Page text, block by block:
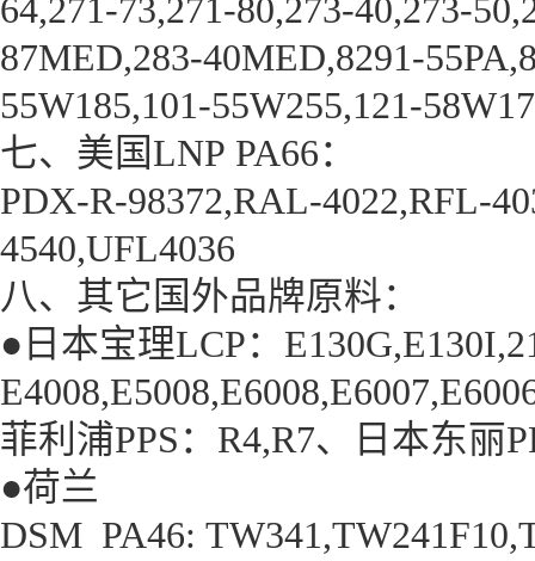
64,271-73,271-80,273-40,273-
87MED,283-40MED,8291-
55W185,101-55W255,121-
七、美国LNP PA66：
PDX-R-98372,RAL-4022,RFL-
4540,UFL4036
八、其它国外品牌原料：
●日本宝理LCP：
菲利浦PPS：R4,R7、日本东丽
●荷兰
DSM PA46: